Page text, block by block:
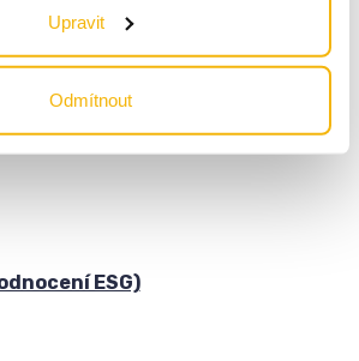
Upravit
Odmítnout
(Impact Investing)
ESG)